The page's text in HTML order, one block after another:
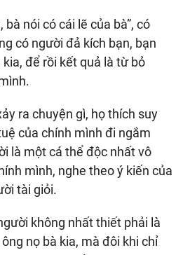
bà nói có cái lẽ của bà”, có
có người đả kích bạn, bạn
kia, để rồi kết quả là từ bỏ
ra chuyện gì, họ thích suy
của chính mình đi ngắm
là một cá thể độc nhất vô
mình, nghe theo ý kiến của
tài giỏi.
không nhất thiết phải là
nọ bà kia, mà đôi khi chỉ